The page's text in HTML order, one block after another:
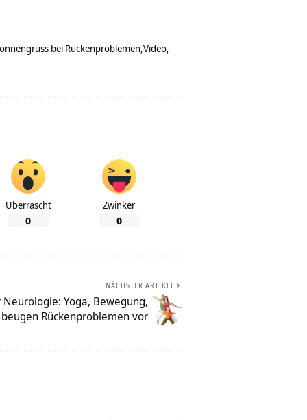
bei Rückenproblemen Video
Überrascht
0
Zwinker
0
NÄCHSTER ARTIKEL
Yoga, Bewegung,
Rückenproblemen vor